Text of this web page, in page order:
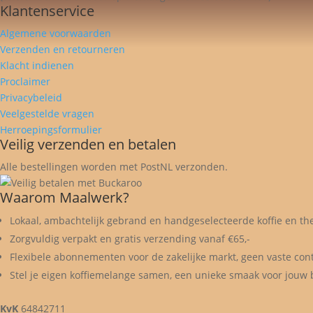
Klantenservice
Algemene voorwaarden
Verzenden en retourneren
Klacht indienen
Proclaimer
Privacybeleid
Veelgestelde vragen
Herroepingsformulier
Veilig verzenden en betalen
Alle bestellingen worden met PostNL verzonden.
Waarom Maalwerk?
Lokaal, ambachtelijk gebrand en handgeselecteerde koffie en
Zorgvuldig verpakt en gratis verzending vanaf €65,-
Flexibele abonnementen voor de zakelijke markt, geen vaste
Stel je eigen koffiemelange samen, een unieke smaak voor jouw
KvK 64842711